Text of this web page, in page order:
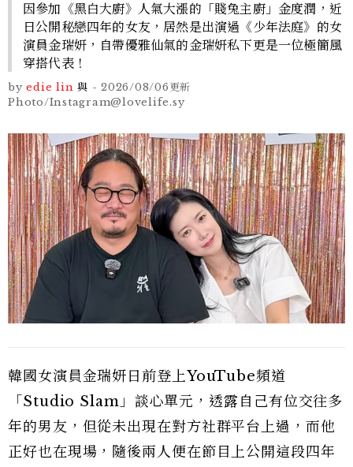
因參加《黑白大廚》人氣大漲的「賤兔主廚」金度潤，近
日公開秘戀四年的女友，居然是出演過《少年法庭》的女
演員金瑞妍，自帶優雅仙氣的金瑞妍私下更是一位極簡風
穿搭代表！
by edie lin 與 - 2026/08/06更新
Photo/Instagram@lovelife.sy
韓國女演員金瑞妍日前登上YouTube頻道
「Studio Slam」談心單元，透露自己有位交往多
年的男友，但從未出現在對方社群平台上過，而他
正好也在現場，隨後兩人便在節目上公開這段四年